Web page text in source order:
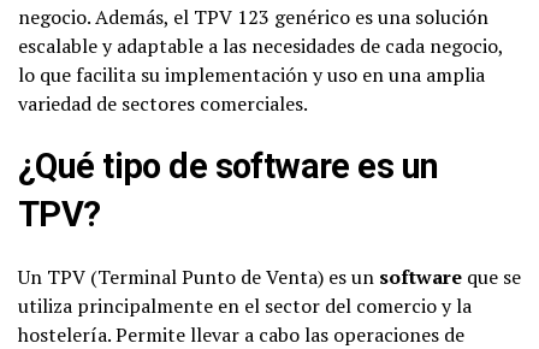
negocio. Además, el TPV 123 genérico es una solución
escalable y adaptable a las necesidades de cada negocio,
lo que facilita su implementación y uso en una amplia
variedad de sectores comerciales.
¿Qué tipo de software es un
TPV?
Un TPV (Terminal Punto de Venta) es un software que se
utiliza principalmente en el sector del comercio y la
hostelería. Permite llevar a cabo las operaciones de